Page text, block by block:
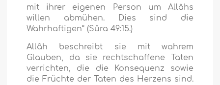
mit ihrer eigenen Person um Allâhs
willen abmühen. Dies sind die
Wahrhaftigen“ (Sûra 49:15.)
Allâh beschreibt sie mit wahrem
Glauben, da sie rechtschaffene Taten
verrichten, die die Konsequenz sowie
die Früchte der Taten des Herzens sind.